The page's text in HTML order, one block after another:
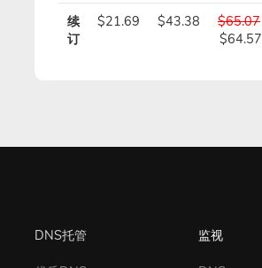
续
订
$21.69 $43.38
$65.07
$64.57
DNS托管 监视